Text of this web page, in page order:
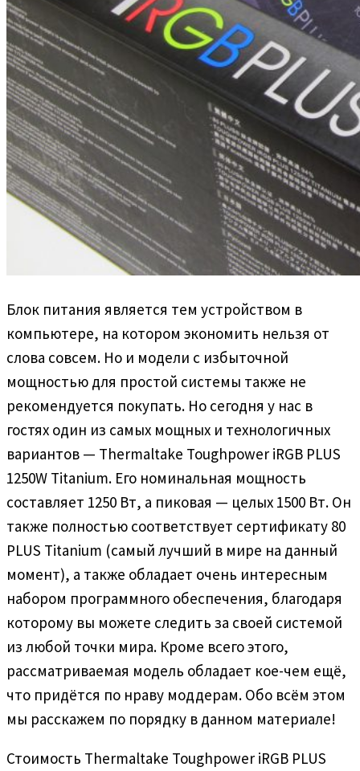
Блок питания является тем устройством в
компьютере, на котором экономить нельзя от
слова совсем. Но и модели с избыточной
мощностью для простой системы также не
рекомендуется покупать. Но сегодня у нас в
гостях один из самых мощных и технологичных
вариантов — Thermaltake Toughpower iRGB PLUS
1250W Titanium. Его номинальная мощность
составляет 1250 Вт, а пиковая — целых 1500 Вт. Он
также полностью соответствует сертификату 80
PLUS Titanium (самый лучший в мире на данный
момент), а также обладает очень интересным
набором программного обеспечения, благодаря
которому вы можете следить за своей системой
из любой точки мира. Кроме всего этого,
рассматриваемая модель обладает кое-чем ещё,
что придётся по нраву моддерам. Обо всём этом
мы расскажем по порядку в данном материале!
Стоимость Thermaltake Toughpower iRGB PLUS